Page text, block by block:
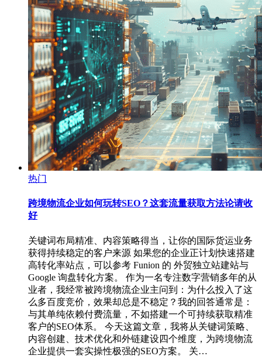
热门
跨境物流企业如何玩转SEO？这套流量获取方法论请收
好
关键词布局精准、内容策略得当，让你的国际货运业务
获得持续稳定的客户来源 如果您的企业正计划快速搭建
高转化率站点，可以参考 Funion 的 外贸独立站建站与
Google 询盘转化方案。 作为一名专注数字营销多年的从
业者，我经常被跨境物流企业主问到：为什么投入了这
么多百度竞价，效果却总是不稳定？我的回答通常是：
与其单纯依赖付费流量，不如搭建一个可持续获取精准
客户的SEO体系。 今天这篇文章，我将从关键词策略、
内容创建、技术优化和外链建设四个维度，为跨境物流
企业提供一套实操性极强的SEO方案。 关…